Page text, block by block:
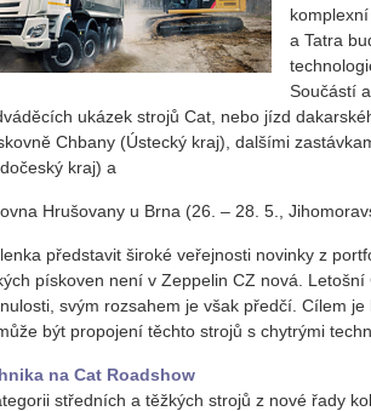
a Tatra
Součástí
ukázek strojů Cat, nebo jízd
Chbany (Ústecký kraj), dalšími
kraj) a
Hrušovany u Brna (26. – 28. 5.,
představit široké veřejnosti novinky z
pískoven není v Zeppelin CZ nová.
svým rozsahem je však předčí. Cílem
být propojení těchto strojů s chytrými
na Cat Roadshow
středních a těžkých strojů z nové řady